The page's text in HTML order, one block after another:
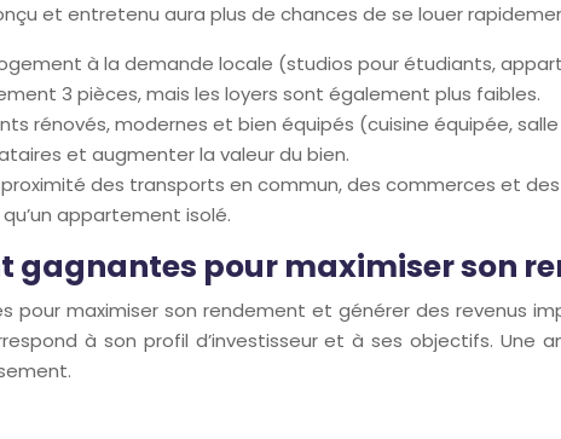
et entretenu aura plus de chances de se louer
à la demande locale (studios pour étudiants,
3 pièces, mais les loyers sont également plus faibles.
rénovés, modernes et bien équipés (cuisine équipée,
et augmenter la valeur du bien.
proximité des transports en commun, des commerces et
appartement isolé.
gagnantes pour maximiser son
pour maximiser son rendement et générer des revenus
à son profil d’investisseur et à ses objectifs. Une